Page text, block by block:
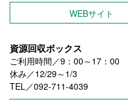
WEBサイト
資源回収ボックス
ご利用時間／9：00～17：00
休み／12/29～1/3
TEL／092-711-4039